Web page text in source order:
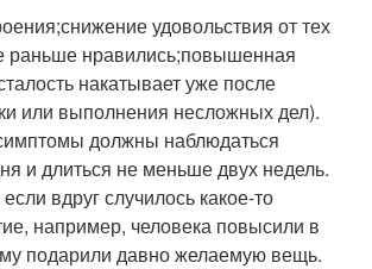
удовольствия от тех
раньше нравились;повышенная
накатывает уже после
или выполнения несложных дел).
должны наблюдаться
и длиться не меньше двух недель.
вдруг случилось какое-то
например, человека повысили в
подарили давно желаемую вещь.